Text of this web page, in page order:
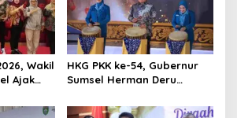
Wakil
Ajak
Baru
HKG PKK ke-54, Gubernur
Sumsel Herman Deru
dan Penguatan Peran